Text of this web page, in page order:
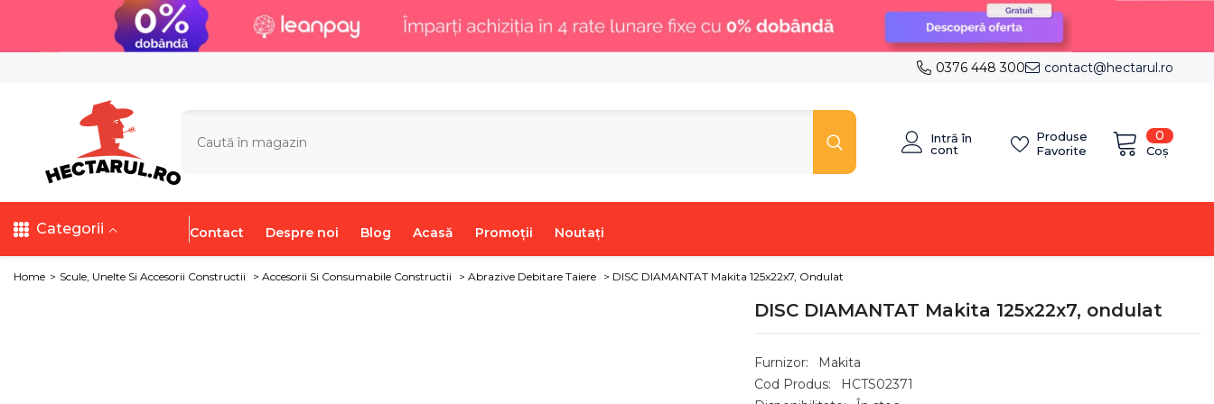
.
0376 448 300 contact@hectarul.ro
0 0
articole
Coș
Produse
Favorite
Intră în
cont
Categorii Contact Despre noi Blog Acasă Promoții Noutați
Home > Scule, Unelte Si Accesorii Constructii > Accesorii Si Consumabile Constructii > Abrazive Debitare Taiere > DISC DIAMANTAT Makita 125x22x7 , Ondulat
DISC DIAMANTAT Makita 125x22x7 , ondulat
Furnizor:
Makita
Cod Produs:
HCTS02371